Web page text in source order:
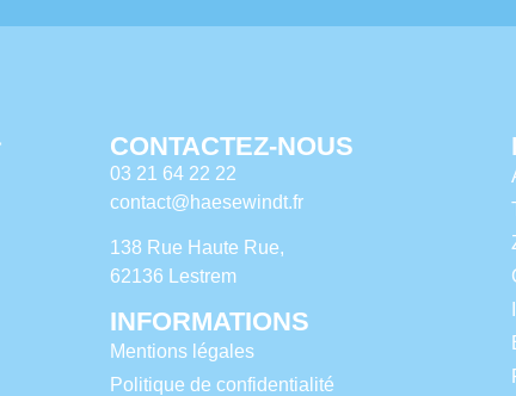
CONTACTEZ-NOUS
03 21 64 22 22
contact@haesewindt.fr
138 Rue Haute Rue,
62136 Lestrem
INFORMATIONS
Mentions légales
Politique de confidentialité